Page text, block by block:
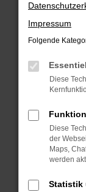
Laden
Manche
anderen
Fenster?
Starte
Impressum
Folgende
Diese
Diese
der
Maps,
werden
Statistik